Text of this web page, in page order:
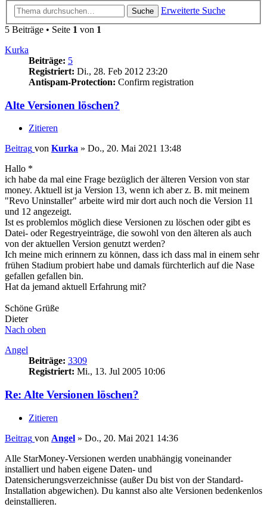
Suche
Erweiterte Suche
5 Beiträge • Seite 1 von 1
Kurka
Beiträge: 5
Registriert: Di., 28. Feb 2012 23:20
Antispam-Protection: Confirm registration
Alte Versionen löschen?
Zitieren
Beitrag von Kurka » Do., 20. Mai 2021 13:48
Hallo *
ich habe da mal eine Frage bezüglich der älteren Version von star
money. Aktuell ist ja Version 13, wenn ich aber z. B. mit meinem
"Revo Uninstaller" arbeite wird mir dort auch noch die Version 11
und 12 angezeigt.
Ist es problemlos möglich diese Versionen zu löschen oder gibt es
Datei- oder Regestryeinträge, die sowohl von den älteren als auch
von der aktuellen Version genutzt werden?
Ich meine mich erinnern zu können, dass ich dass mal in einem sehr
frühen Stadium probiert habe und damals fürchterlich auf die Nase
gefallen gefallen bin.
Hat da jemand aktuell Erfahrung mit?
Schöne Grüße
Dieter
Nach oben
Angel
Beiträge: 3309
Registriert: Mi., 13. Jul 2005 10:06
Re: Alte Versionen löschen?
Zitieren
Beitrag von Angel » Do., 20. Mai 2021 14:36
Alle StarMoney-Versionen werden unabhängig voneinander
installiert und haben eigene Daten- und
Datensicherungsverzeichnisse (außer Du bist von der Standard-
Installation abgewichen). Du kannst also alte Versionen bedenkenlos
deinstallieren.